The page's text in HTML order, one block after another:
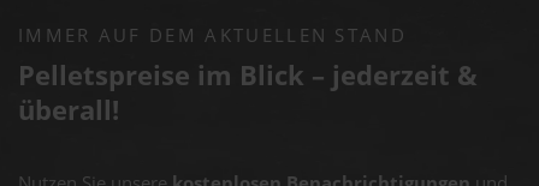
IMMER AUF DEM AKTUELLEN STAND
Pelletspreise im Blick – jederzeit &
überall!